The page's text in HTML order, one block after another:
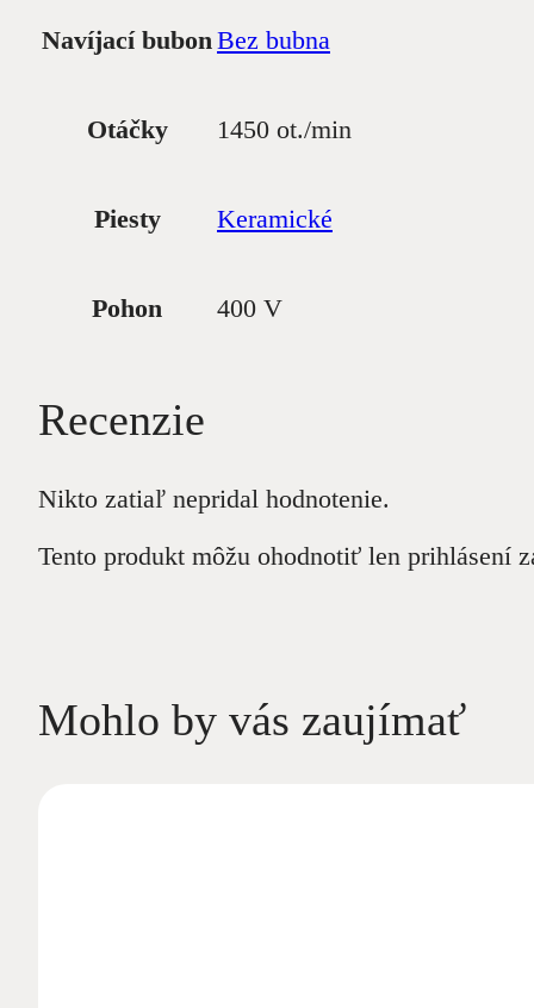
Navíjací bubon Bez bubna
Otáčky 1450 ot./min
Piesty Keramické
Pohon 400 V
Recenzie
Nikto zatiaľ nepridal hodnotenie.
Tento produkt môžu ohodnotiť len prihlásení
Mohlo by vás zaujímať